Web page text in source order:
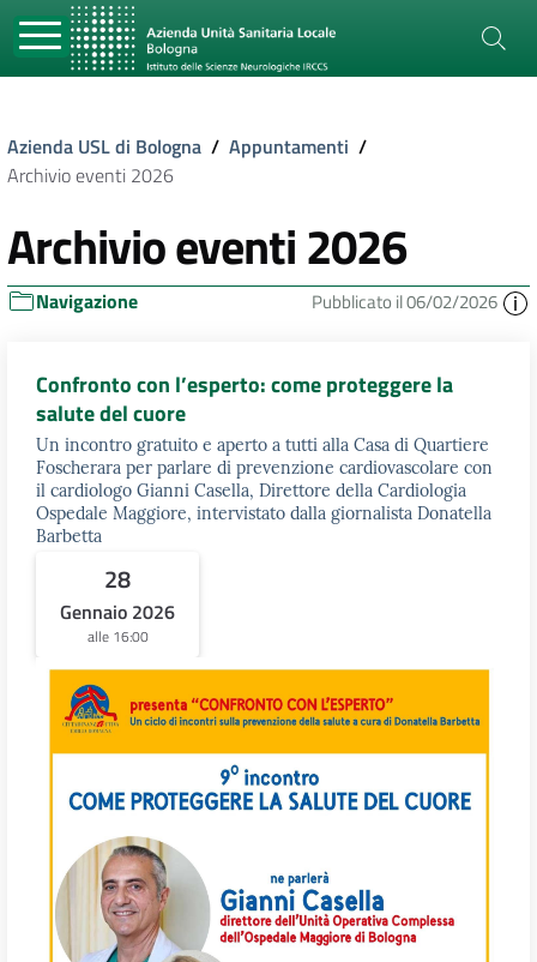
Azienda USL di Bologna / Appuntamenti /
Archivio eventi 2026
Archivio eventi 2026
Navigazione Pubblicato il 06/02/2026
Confronto con l’esperto: come proteggere la
salute del cuore
Un incontro gratuito e aperto a tutti alla Casa di Quartiere
Foscherara per parlare di prevenzione cardiovascolare con
il cardiologo Gianni Casella, Direttore della Cardiologia
Ospedale Maggiore, intervistato dalla giornalista Donatella
Barbetta
28
Gennaio 2026
alle 16:00